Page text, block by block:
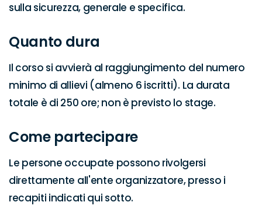
sulla sicurezza, generale e specifica.
Quanto dura
Il corso si avvierà al raggiungimento del numero
minimo di allievi (almeno 6 iscritti). La durata
totale è di 250 ore; non è previsto lo stage.
Come partecipare
Le persone occupate possono rivolgersi
direttamente all'ente organizzatore, presso i
recapiti indicati qui sotto.